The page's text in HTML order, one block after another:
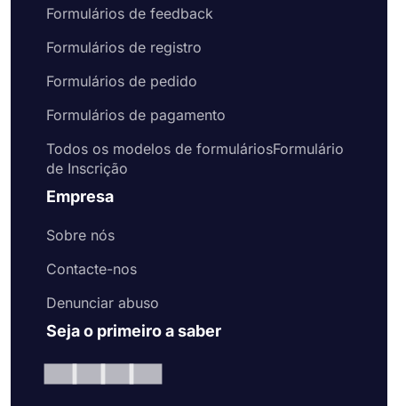
Formulários de feedback
Formulários de registro
Formulários de pedido
Formulários de pagamento
Todos os modelos de formuláriosFormulário
de Inscrição
Empresa
Sobre nós
Contacte-nos
Denunciar abuso
Seja o primeiro a saber